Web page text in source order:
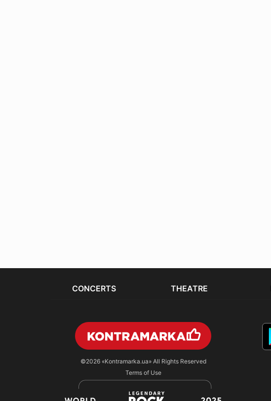
CONCERTS THEATRE
©2026 «Kontramarka.ua»All Rights Reserved
Terms of Use